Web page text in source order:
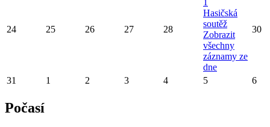
24 25 26 27 28
1
Hasičská
soutěž
Zobrazit
všechny
záznamy ze
dne
30
31 1 2 3 4 5 6
Počasí